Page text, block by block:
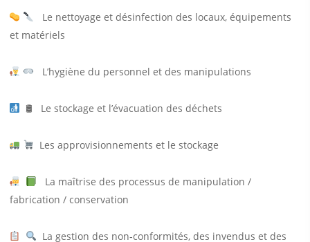
Le nettoyage et désinfection des locaux, équipements
et matériels
L’hygiène du personnel et des manipulations
🛢 Le stockage et l’évacuation des déchets
Les approvisionnements et le stockage
La maîtrise des processus de manipulation /
fabrication / conservation
La gestion des non‐conformités, des invendus et des